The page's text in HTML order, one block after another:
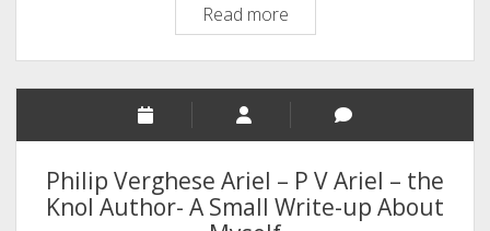
Read moreRejection
Slips
–
Don’t
–
Don’t
Give
Up
Philip Verghese Ariel – P V Ariel – the
Knol Author- A Small Write-up About